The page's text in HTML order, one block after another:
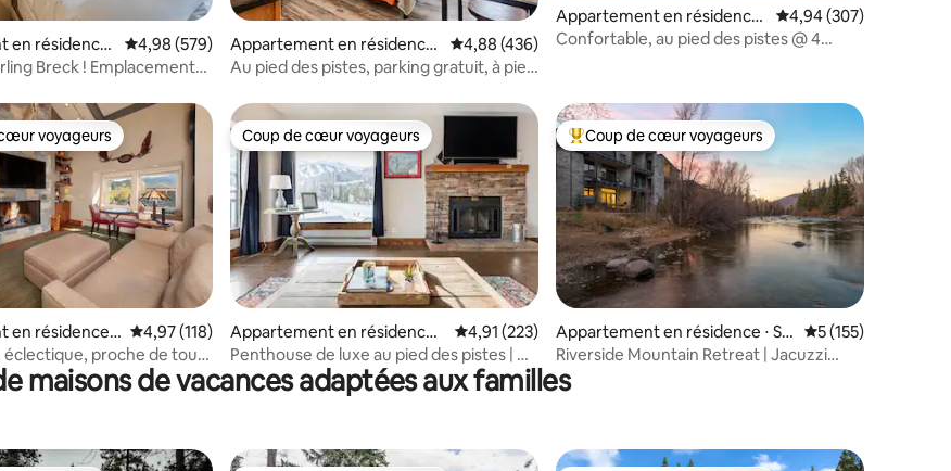
de 142 commentaires : 4,89 sur 5
en résidence
Évaluation moyenne sur la base de 579 commentaires : 4,98 sur 5
4,98 (579)
Breck ! Emplacement
Appartement en résidence
⋅ Breckenridge
Évaluation moyenne sur la base de 436 commentaires : 4,88 sur 5
4,88 (436)
Au pied des pistes, parking gratuit, à pied
Appartement en résidence
⋅ Breckenridge
Évaluation moyenne
4,94 (307)
Confortable, au pied des pistes @ 4
de 499 commentaires : 4,98 sur 5
voyageurs les plus appréciés
voyageurs
en résidence ⋅
Évaluation moyenne sur la base de 118 commentaires : 4,97 sur 5
4,97 (118)
proche de tout,
Coup de cœur voyageurs
Coup de cœur voyageurs
Appartement en résidence ⋅
Breckenridge
Évaluation moyenne sur la base de 223 commentaires : 4,91 sur 5
4,91 (223)
Penthouse de luxe au pied des pistes | À
deux pas de Main St
Coups de cœur voyageurs les plus appréciés
Coup de cœur voyageurs
Appartement en résidence ⋅ Sil
verthorne
Évaluation
5 (155)
Riverside Mountain Retreat | Jacuzzi
privé
maisons de vacances adaptées aux familles